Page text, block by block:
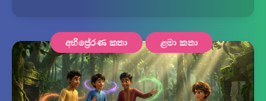
අභිප්‍රේරණ කතා ළමා කතා